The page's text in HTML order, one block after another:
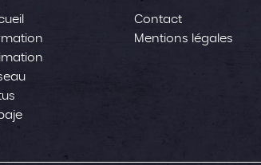
Contact
Mentions légales